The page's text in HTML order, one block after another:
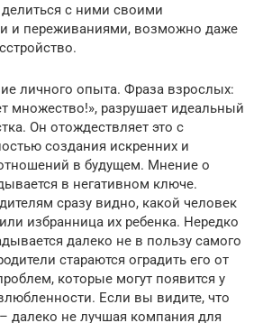
делиться с ними своими
и переживаниями, возможно даже
личного опыта. Фраза взрослых:
множество!», разрушает идеальный
Он отождествляет это с
создания искренних и
в будущем. Мнение о
в негативном ключе.
сразу видно, какой человек
избранница их ребенка. Нередко
далеко не в пользу самого
стараются оградить его от
которые могут появится у
Если вы видите, что
далеко не лучшая компания для